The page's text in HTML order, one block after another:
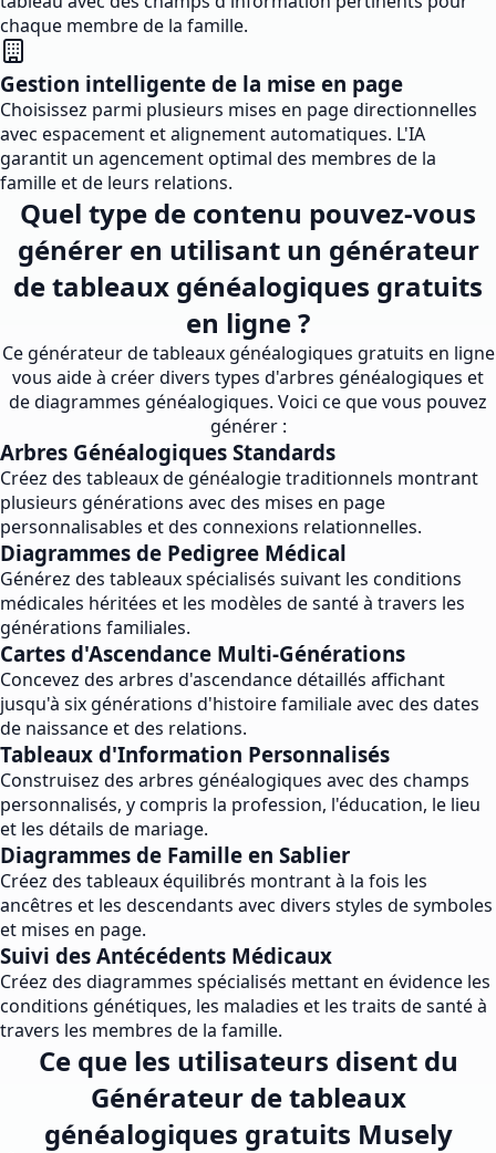
chaque membre de la famille.
Gestion intelligente de la mise en page
Choisissez parmi plusieurs mises en page directionnelles
avec espacement et alignement automatiques. L'IA
garantit un agencement optimal des membres de la
famille et de leurs relations.
Quel type de contenu pouvez-vous
générer en utilisant un générateur
de tableaux généalogiques gratuits
en ligne ?
Ce générateur de tableaux généalogiques gratuits en ligne
vous aide à créer divers types d'arbres généalogiques et
de diagrammes généalogiques. Voici ce que vous pouvez
générer :
Arbres Généalogiques Standards
Créez des tableaux de généalogie traditionnels montrant
plusieurs générations avec des mises en page
personnalisables et des connexions relationnelles.
Diagrammes de Pedigree Médical
Générez des tableaux spécialisés suivant les conditions
médicales héritées et les modèles de santé à travers les
générations familiales.
Cartes d'Ascendance Multi-Générations
Concevez des arbres d'ascendance détaillés affichant
jusqu'à six générations d'histoire familiale avec des dates
de naissance et des relations.
Tableaux d'Information Personnalisés
Construisez des arbres généalogiques avec des champs
personnalisés, y compris la profession, l'éducation, le lieu
et les détails de mariage.
Diagrammes de Famille en Sablier
Créez des tableaux équilibrés montrant à la fois les
ancêtres et les descendants avec divers styles de symboles
et mises en page.
Suivi des Antécédents Médicaux
Créez des diagrammes spécialisés mettant en évidence les
conditions génétiques, les maladies et les traits de santé à
travers les membres de la famille.
Ce que les utilisateurs disent du
Générateur de tableaux
généalogiques gratuits Musely